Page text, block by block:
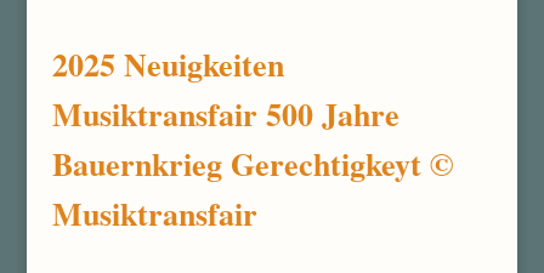
2025 Neuigkeiten
Musiktransfair 500 Jahre
Bauernkrieg Gerechtigkeyt ©
Musiktransfair